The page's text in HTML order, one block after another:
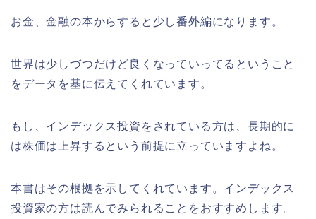
お金、金融の本からすると少し番外編になります。
世界は少しづつだけど良くなっていってるということ
をデータを基に伝えてくれています。
もし、インデックス投資をされている方は、長期的に
は株価は上昇するという前提に立っていますよね。
本書はその根拠を示してくれています。インデックス
投資家の方は読んでみられることをおすすめします。